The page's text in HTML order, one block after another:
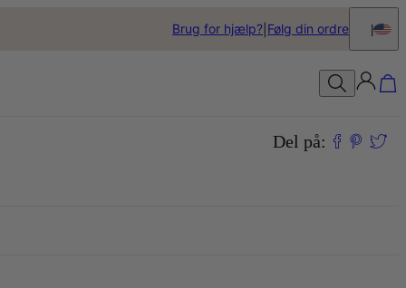
Brug for hjælp? Følg din ordre
Del på: